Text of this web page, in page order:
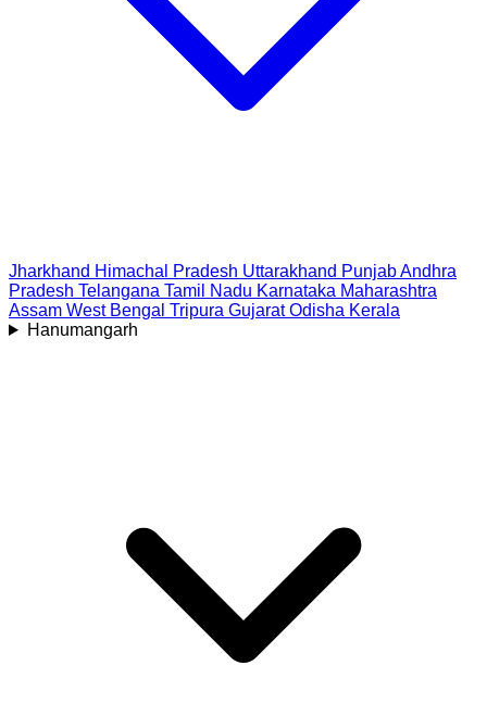
Jharkhand Himachal Pradesh Uttarakhand PunjabAndhra
Pradesh Telangana Tamil Nadu Karnataka Maharashtra
Assam West Bengal Tripura Gujarat Odisha Kerala
Hanumangarh